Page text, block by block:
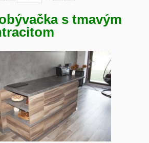
s tmavým